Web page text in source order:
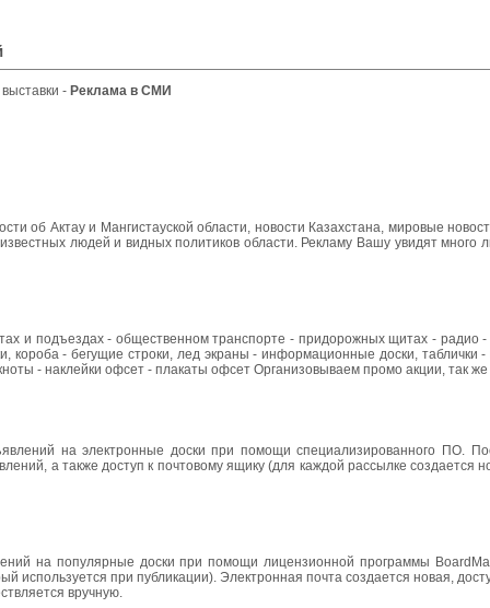
- Реклама в СМИ
об Актау и Мангистауской области, новости Казахстана, мировые
людей и видных политиков области. Рекламу Вашу увидят
и подъездах - общественном транспорте - придорожных щитах - радио
короба - бегущие строки, лед экраны - информационные доски,
- наклейки офсет - плакаты офсет Организовываем промо акции, так
на электронные доски при помощи специализированного ПО.
а также доступ к почтовому ящику (для каждой рассылке создается
на популярные доски при помощи лицензионной программы
используется при публикации). Электронная почта создается новая,
вручную.